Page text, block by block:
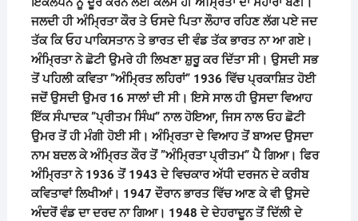
ਜਲਦੀ ਹੀ ਅੰਮ੍ਰਿਤਾ ਕੌਰ ਤੇ ਓਸਦੇ ਪਿਤਾ ਲੌਹਾਰ ਰਹਿਣ ਲੱਗ ਪਏ ਜਦ
ਤੱਕ ਕਿ ਓਹ ਪਾਕਿਸਤਾਨ ਤੇ ਭਾਰਤ ਦੀ ਵੰਡ ਤੱਕ ਭਾਰਤ ਨਾ ਆ ਗਏ।
ਅੰਮ੍ਰਿਤਾ ਨੇ ਛੋਟੀ ਉਮਰੇ ਹੀ ਲਿਖਣਾ ਸ਼ੁਰੂ ਕਰ ਦਿੱਤਾ ਸੀ। ਉਸਦੀ ਸਭ
ਤੋਂ ਪਹਿਲੀ ਕਵਿਤਾ”ਅੰਮ੍ਰਿਤ ਲਹਿਰਾਂ” 1936 ਵਿੱਚ ਪ੍ਰਕਾਸ਼ਿਤ ਹੋਈ
ਜਦੋਂ ਉਸਦੀ ਉਮਰ16 ਸਾਲਾਂ ਦੀ ਸੀ। ਇਸੇ ਸਾਲ ਹੀ ਉਸਦਾ ਵਿਆਹ
ਇੱਕ ਸੰਪਾਦਕ”ਪ੍ਰੀਤਮ ਸਿੰਘ”ਨਾਲ ਹੋਇਆ, ਜਿਸ ਨਾਲ ਓਹ ਛੋਟੀ
ਉਮਰ ਤੋਂ ਹੀ ਮੰਗੀ ਹੋਈ ਸੀ। ਅੰਮ੍ਰਿਤਾ ਦੇ ਵਿਆਹ ਤੋਂ ਬਾਅਦ ਉਸਦਾ
ਨਾਮ ਬਦਲ ਕੇ ਅੰਮ੍ਰਿਤ ਕੌਰ ਤੋਂ”ਅੰਮ੍ਰਿਤਾ ਪ੍ਰੀਤਮ”ਪੈ ਗਿਆ। ਫਿਰ
ਅੰਮ੍ਰਿਤਾ ਨੇ1936 ਤੋਂ 1943 ਦੇ ਵਿਚਕਾਰ ਅੱਧੀ ਦਰਜਨ ਦੇ ਕਰੀਬ
ਕਵਿਤਾਵਾਂ ਲਿਖੀਆਂ। 1947 ਦੌਰਾਨ ਭਾਰਤ ਵਿੱਚ ਆਣ ਕੇ ਵੀ ਉਸਦੇ
ਅੰਦਰੋਂ ਵੰਡ ਦਾ ਦਰਦ ਨਾ ਗਿਆ। 1948 ਦੇ ਦੇਹਰਾਦੂਨ ਤੋਂ ਦਿੱਲੀ ਦੇ